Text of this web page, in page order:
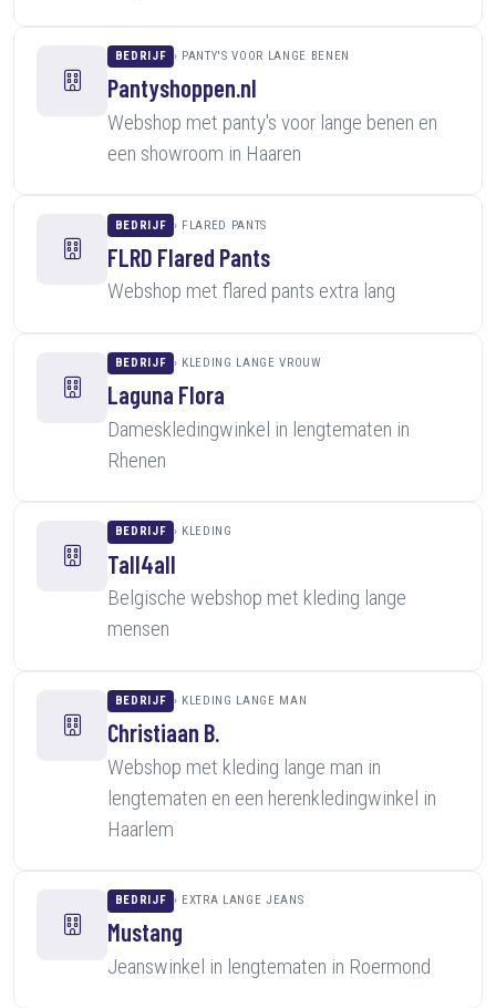
BEDRIJF PANTY'S VOOR LANGE BENEN
Pantyshoppen.nl
Webshop met panty's voor lange benen en
een showroom in Haaren
BEDRIJF FLARED PANTS
FLRD Flared Pants
Webshop met flared pants extra lang
BEDRIJF KLEDING LANGE VROUW
Laguna Flora
Dameskledingwinkel in lengtematen in
Rhenen
BEDRIJF KLEDING
Tall4all
Belgische webshop met kleding lange
mensen
BEDRIJF KLEDING LANGE MAN
Christiaan B.
Webshop met kleding lange man in
lengtematen en een herenkledingwinkel in
Haarlem
BEDRIJF EXTRA LANGE JEANS
Mustang
Jeanswinkel in lengtematen in Roermond